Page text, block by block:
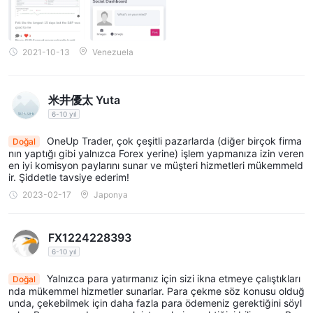
Hesap Türleri
OneUp Trader, farklı sermaye seviyelerine uygun bir dizi finanse
edilen ticaret hesabı sunmaktadır.
fırsatı sunar. Bu hesapta $5,000 iz süren çekilme, günlük kayıp
limiti olmaması ve ilk $10,000 karın ücretsiz olması gibi
avantajlar bulunmaktadır. Bu hesap sınırsız bakiye sıfırlama,
%90 kar paylaşımı, ücretsiz NinjaTrader lisansı ve ücretsiz
piyasa verileri/seviye 2 erişimi gibi özellikleri içermektedir.
Ayrıca, 7/24 müşteri desteği sunmaktadır. Bu hesap türü, orta
paket arayanlar için uygundur.
Daha yüksek risk iştahına ve daha büyük bir sermaye tabanına
ve $250,000 hesaplarıgiderek artan fırsatlar ve faydalar
sunmaktadır. Bu hesaplar, daha deneyimli tüccarlar için daha
2021-10-13 Venezuela
米井優太 Yuta
6-10 yıl
Doğal
OneUp Trader, çok çeşitli pazarlarda (diğer birçok firma
nın yaptığı gibi yalnızca Forex yerine) işlem yapmanıza izin veren
en iyi komisyon paylarını sunar ve müşteri hizmetleri mükemmeld
ir. Şiddetle tavsiye ederim!
2023-02-17 Japonya
FX1224228393
6-10 yıl
Doğal
Yalnızca para yatırmanız için sizi ikna etmeye çalıştıkları
nda mükemmel hizmetler sunarlar. Para çekme söz konusu olduğ
unda, çekebilmek için daha fazla para ödemeniz gerektiğini söyl